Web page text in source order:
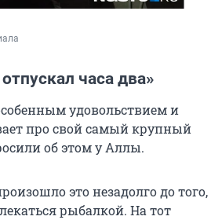
часа два»
удовольствием и
про свой самый крупный
об этом у Аллы.
это незадолго до того,
рыбалкой. На тот